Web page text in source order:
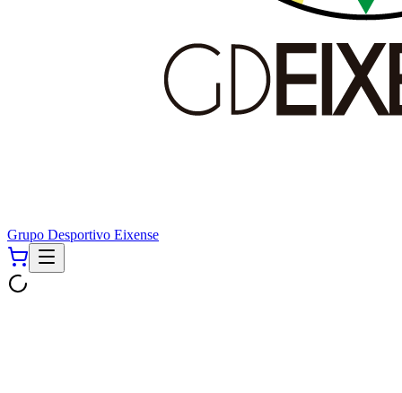
Grupo Desportivo Eixense